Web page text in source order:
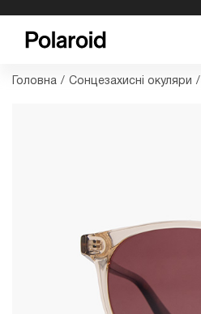
Головна / Сонцезахисні окуляри /